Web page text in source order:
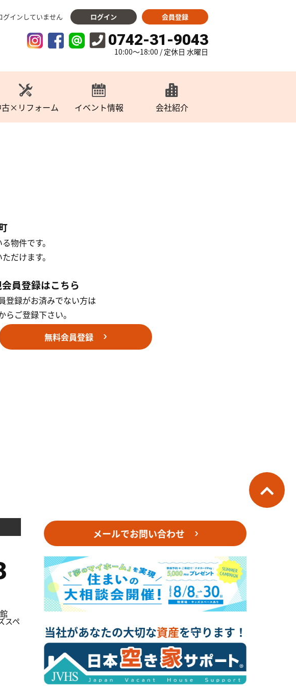
グインしていません ログイン 会員登録
0742-31-9043
10:00～18:00 / 定休日 水曜日
古×リフォーム イベント情報 会社紹介
物件です。
だけます。
員登録はこちら
登録がお済みでない方は
らご登録下さい。
無料会員登録
スペ
メールでお問い合わせ
当社があなたの大切な資産を守ります！